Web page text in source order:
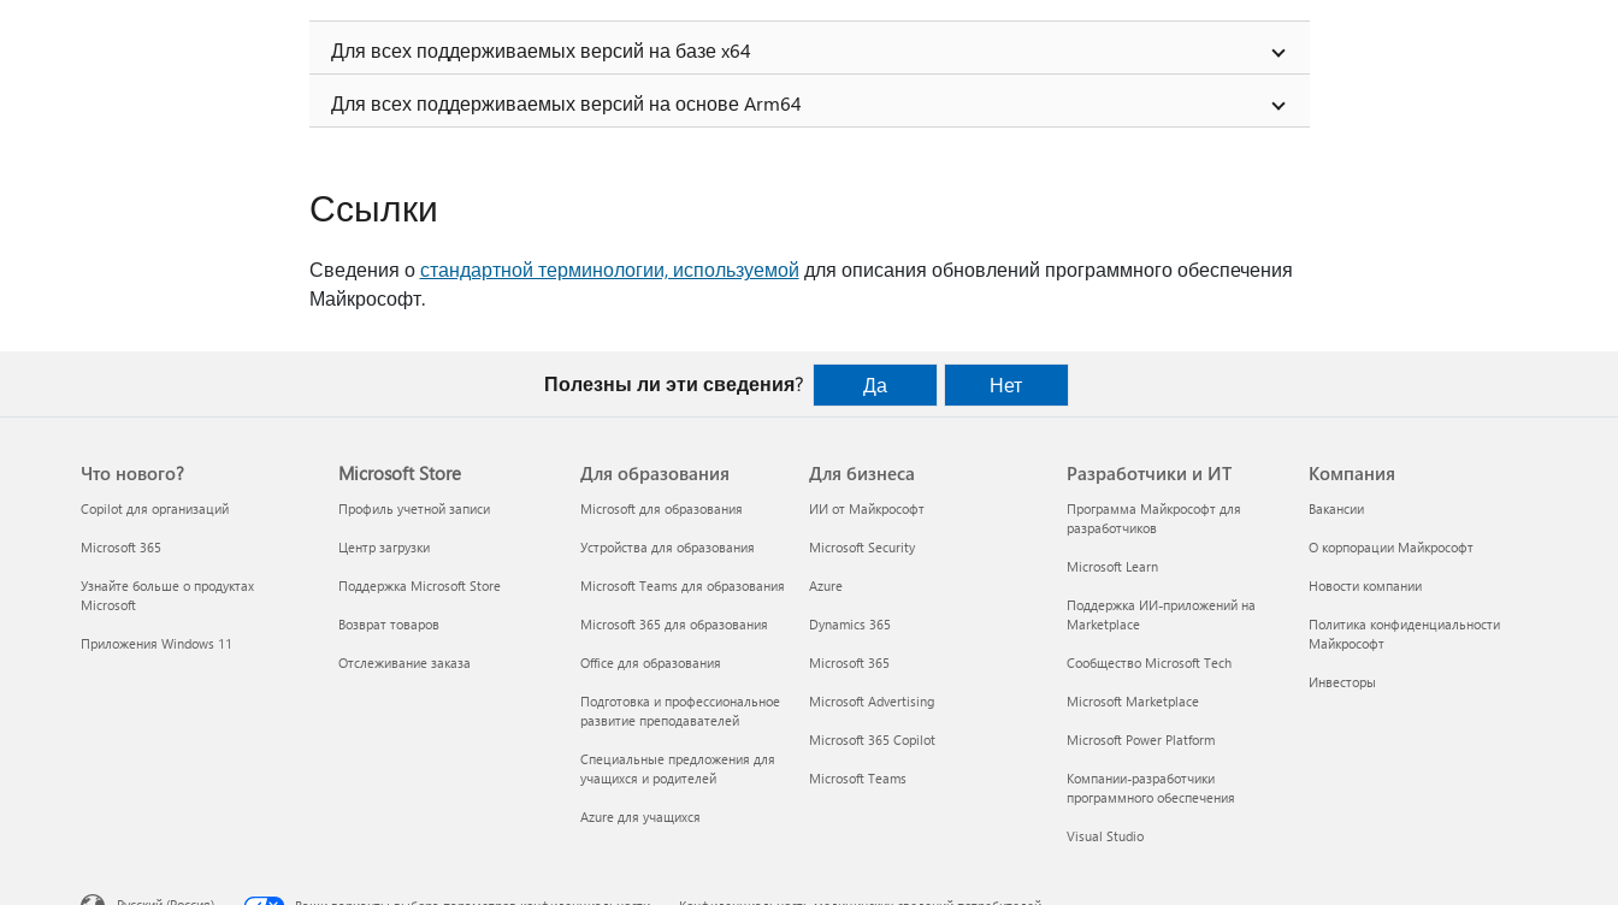
Для всех поддерживаемых версий на базе x64
Для всех поддерживаемых версий на основе Arm64
Ссылки
Сведения остандартной терминологии, используемой для описания обновлений программного обеспечения
Майкрософт.
Полезны ли эти сведения? Да Нет
Что нового?
Copilot для организаций
Microsoft 365
Узнайте больше о продуктах
Microsoft
Приложения Windows 11
Microsoft Store
Профиль учетной записи
Центр загрузки
Поддержка Microsoft Store
Возврат товаров
Отслеживание заказа
Для образования
Microsoft для образования
Устройства для образования
Microsoft Teams для образования
Microsoft 365 для образования
Office для образования
Подготовка и профессиональное
развитие преподавателей
Специальные предложения для
учащихся и родителей
Azure для учащихся
Для бизнеса
ИИ от Майкрософт
Microsoft Security
Azure
Dynamics 365
Microsoft 365
Microsoft Advertising
Microsoft 365 Copilot
Microsoft Teams
Разработчики и ИТ
Программа Майкрософт для
разработчиков
Microsoft Learn
Поддержка ИИ-приложений на
Marketplace
Сообщество Microsoft Tech
Microsoft Marketplace
Microsoft Power Platform
Компании-разработчики
программного обеспечения
Visual Studio
Компания
Вакансии
О корпорации Майкрософт
Новости компании
Политика конфиденциальности
Майкрософт
Инвесторы